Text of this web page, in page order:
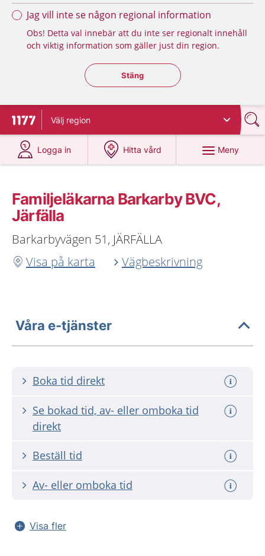
Jag vill inte se någon regional information
Obs! Detta val innebär att du inte ser regionalt innehåll
och viktig information som gäller just din region.
Stäng regionsväljaren
Stäng
Till startsidan för 1177
Välj region
Logga in
på 1177.se
Hitta vård
på 1177.se
Meny
Familjeläkarna Barkarby BVC,
Järfälla
Barkarbyvägen 51, JÄRFÄLLA
Visa på karta
Vägbeskrivning
Våra e-tjänster
Boka tid direkt
Se bokad tid, av- eller omboka tid
direkt
Beställ tid
Av- eller omboka tid
Visa fler